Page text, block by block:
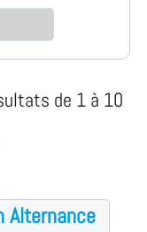
de 1 à 10
Alternance